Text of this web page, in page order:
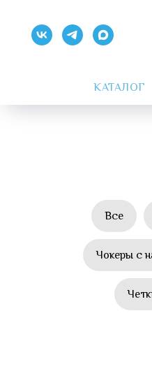
КАТАЛОГ
Все
Чокеры с